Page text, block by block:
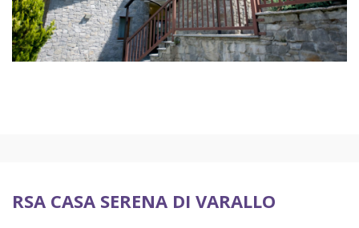
RSA CASA SERENA DI VARALLO